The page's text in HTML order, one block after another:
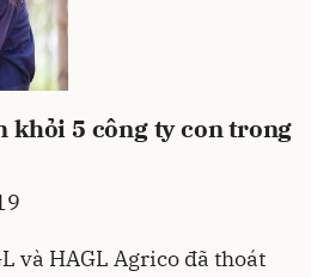
khỏi 5 công ty con trong
và HAGL Agrico đã thoát